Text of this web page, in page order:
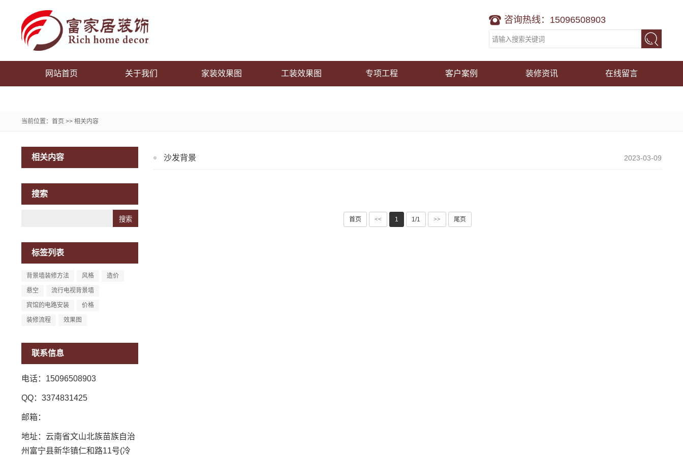
咨询热线：15096508903
网站首页 关于我们 家装效果图 工装效果图 专项工程 客户案例 装修资讯 在线留言
当前位置： 首页 >> 相关内容
相关内容
搜索
标签列表
背景墙装修方法 风格 造价
悬空 流行电视背景墙
宾馆的电路安装 价格
装修流程 效果图
联系信息
电话：15096508903
QQ：3374831425
邮箱：
地址：云南省文山北族苗族自治
州富宁县新华镇仁和路11号(冷
2023-03-09
沙发背景
首页 << 1 1/1 >> 尾页